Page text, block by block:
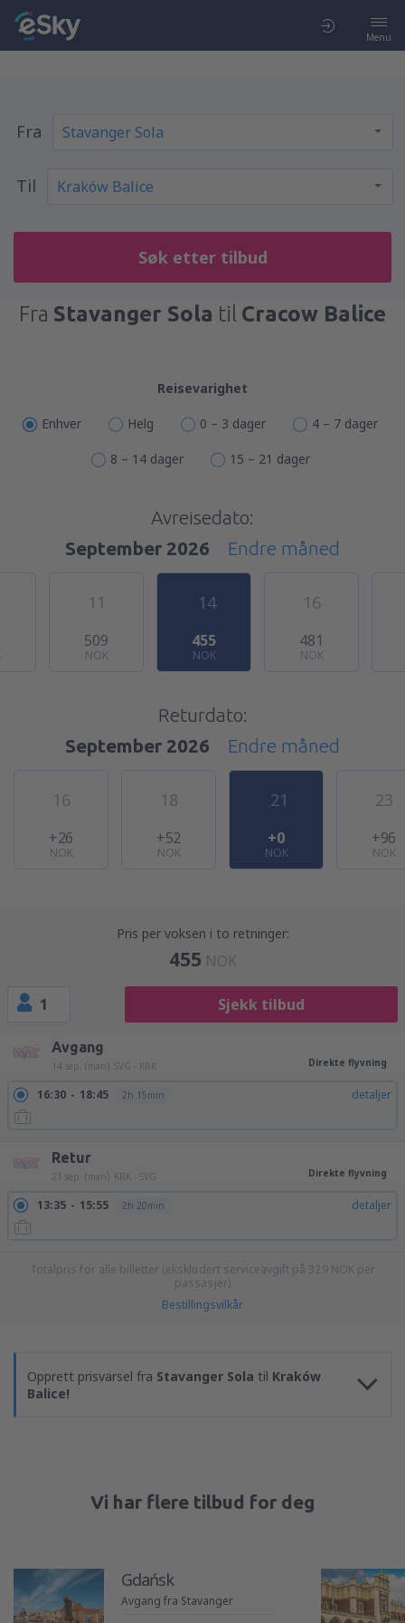
Menu
Fra
Til
Søk etter tilbud
Fra Stavanger Sola til Cracow Balice
Reisevarighet
Enhver Helg 0 – 3 dager 4 – 7 dager
8 – 14 dager 15 – 21 dager
Avreisedato:
September 2026
Endre måned
11
509
NOK
14
455
NOK
16
481
NOK
Returdato:
September 2026
Endre måned
16
+26
NOK
18
+52
NOK
21
+0
NOK
23
+96
NOK
Pris per voksen i to retninger:
455 NOK
1 Sjekk tilbud
Avgang
14 sep. (man) SVG - KRK Direkte flyvning
16:30 18:45 2h 15min detaljer
Retur
21 sep. (man) KRK - SVG Direkte flyvning
13:35 15:55 2h 20min detaljer
Totalpris for alle billetter (ekskludert serviceavgift på 329 NOK per
passasjer)
Bestillingsvilkår
Opprett prisvarsel fra Stavanger Sola til Kraków
Balice!
Vi har flere tilbud for deg
Gdańsk
Avgang fra Stavanger